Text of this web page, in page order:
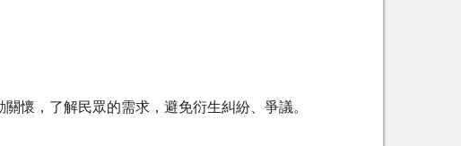
懷，了解民眾的需求，避免衍生糾紛、爭議。